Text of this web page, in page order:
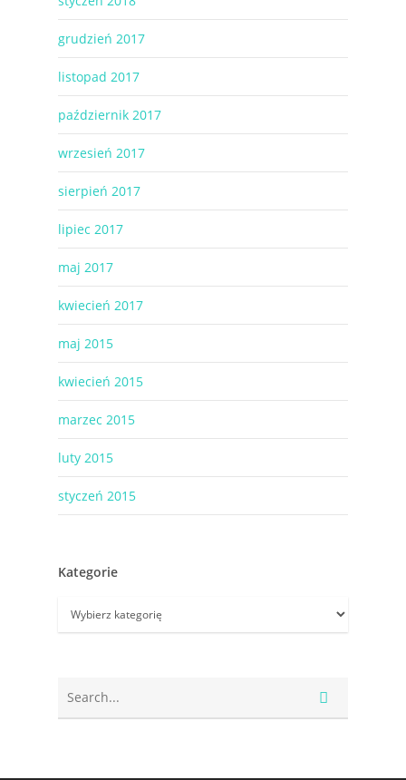
grudzień 2017
listopad 2017
październik 2017
wrzesień 2017
sierpień 2017
lipiec 2017
maj 2017
kwiecień 2017
maj 2015
kwiecień 2015
marzec 2015
luty 2015
styczeń 2015
Kategorie
Kategorie